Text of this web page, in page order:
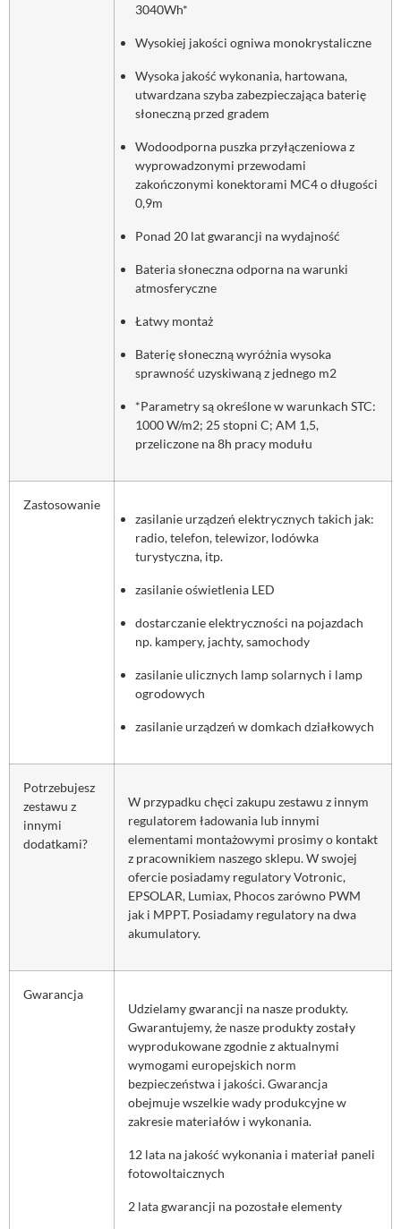
3040Wh*
Wysokiej jakości ogniwa monokrystaliczne
Wysoka jakość wykonania, hartowana,
utwardzana szyba zabezpieczająca baterię
słoneczną przed gradem
Wodoodporna puszka przyłączeniowa z
wyprowadzonymi przewodami
zakończonymi konektorami MC4 o długości
0,9m
Ponad 20 lat gwarancji na wydajność
Bateria słoneczna odporna na warunki
atmosferyczne
Łatwy montaż
Baterię słoneczną wyróżnia wysoka
sprawność uzyskiwaną z jednego m2
*Parametry są określone w warunkach STC:
1000 W/m2; 25 stopni C; AM 1,5,
przeliczone na 8h pracy modułu
Zastosowanie
zasilanie urządzeń elektrycznych takich jak:
radio, telefon, telewizor, lodówka
turystyczna, itp.
zasilanie oświetlenia LED
dostarczanie elektryczności na pojazdach
np. kampery, jachty, samochody
zasilanie ulicznych lamp solarnych i lamp
ogrodowych
zasilanie urządzeń w domkach działkowych
Potrzebujesz
zestawu z
innymi
dodatkami?
W przypadku chęci zakupu zestawu z innym
regulatorem ładowania lub innymi
elementami montażowymi prosimy o kontakt
z pracownikiem naszego sklepu. W swojej
ofercie posiadamy regulatory Votronic,
EPSOLAR, Lumiax, Phocos zarówno PWM
jak i MPPT. Posiadamy regulatory na dwa
akumulatory.
Gwarancja
Udzielamy gwarancji na nasze produkty.
Gwarantujemy, że nasze produkty zostały
wyprodukowane zgodnie z aktualnymi
wymogami europejskich norm
bezpieczeństwa i jakości. Gwarancja
obejmuje wszelkie wady produkcyjne w
zakresie materiałów i wykonania.
12 lata na jakość wykonania i materiał paneli
fotowoltaicznych
2 lata gwarancji na pozostałe elementy